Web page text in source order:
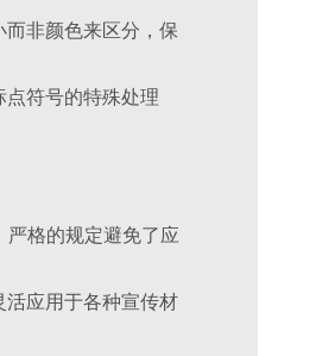
非颜色来区分，保
符号的特殊处理
格的规定避免了应
应用于各种宣传材